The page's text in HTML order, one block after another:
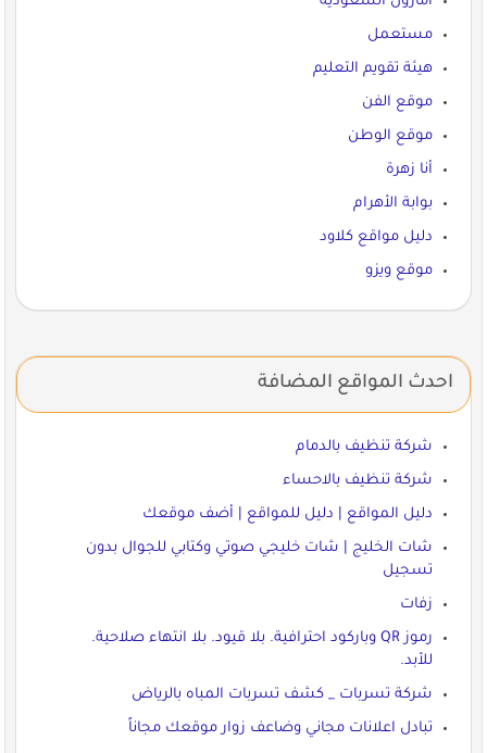
مستعمل
هيئة تقويم التعليم
موقع الفن
موقع الوطن
أنا زهرة
بوابة الأهرام
دليل مواقع كلاود
موقع ويزو
احدث المواقع المضافة
شركة تنظيف بالدمام
شركة تنظيف بالاحساء
دليل المواقع | دليل للمواقع | أضف موقعك
شات الخليج | شات خليجي صوتي وكتابي للجوال بدون
تسجيل
زفات
رموز QR وباركود احترافية. بلا قيود. بلا انتهاء صلاحية.
للأبد.
شركة تسربات _ كشف تسربات المباه بالرياض
تبادل اعلانات مجاني وضاعف زوار موقعك مجاناً